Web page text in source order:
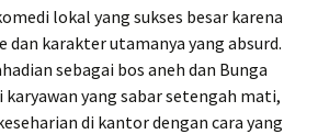
lokal yang sukses besar karena
dan karakter utamanya yang absurd.
sebagai bos aneh dan Bunga
yang sabar setengah mati,
di kantor dengan cara yang